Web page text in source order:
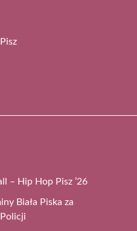
– Hip Hop Pisz ’26
Biała Piska za